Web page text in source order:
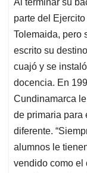
Al terminar su
parte del
Tolemaida, pero
escrito su
cuajó y se
docencia. En
Cundinamarca
de primaria para
diferente.
alumnos le
vendido como el